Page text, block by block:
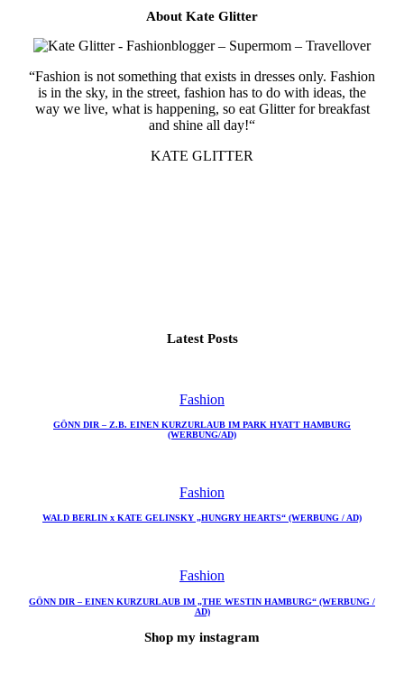
About Kate Glitter
“Fashion is not something that exists in dresses only. Fashion
is in the sky, in the street, fashion has to do with ideas, the
way we live, what is happening, so eat Glitter for breakfast
and shine all day!“
KATE GLITTER
Latest Posts
Fashion
GÖNN DIR – Z.B. EINEN KURZURLAUB IM PARK HYATT HAMBURG
(WERBUNG/AD)
Fashion
WALD BERLIN x KATE GELINSKY „HUNGRY HEARTS“ (WERBUNG / AD)
Fashion
GÖNN DIR – EINEN KURZURLAUB IM „THE WESTIN HAMBURG“ (WERBUNG /
AD)
Shop my instagram